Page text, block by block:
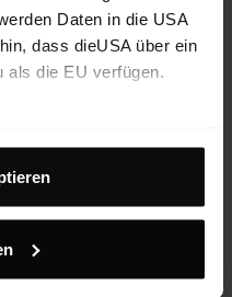
Daten in die USA
dass dieUSA über ein
die EU verfügen.
W
2,5-Lagen Shell-Jacke aus